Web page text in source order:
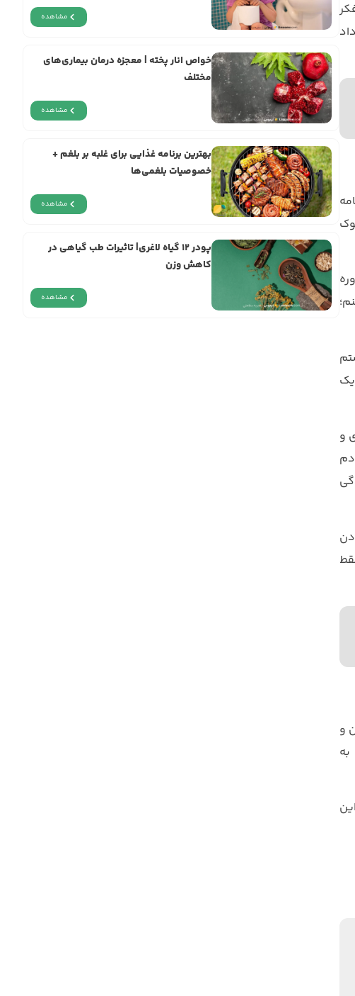
تا امروز که در وزن ۵۹ کیلوگرم با شما صحبت می‌کنم، ۲۷ دوره
وزن کم کنم؛
و
و
مشاهده
خواص انار پخته | معجزه‌ درمان بیماری‌های
مختلف
مشاهده
بهترین برنامه غذایی برای غلبه بر بلغم +
خصوصیات بلغمی‌ها
مشاهده
پودر ۱۲ گیاه لاغری| تاثیرات طب گیاهی در
کاهش وزن
مشاهده